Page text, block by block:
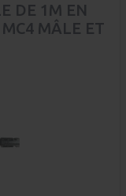
DE 1M EN
MÂLE ET